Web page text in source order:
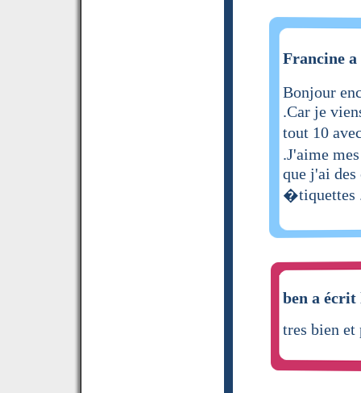
Francine
Bonjour
.Car je
tout 10
.J'aime
que j'ai
�tiquettes
ben a
tres bien et